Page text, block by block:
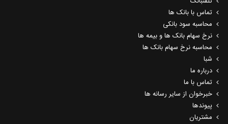
تماس با بانک ها
محاسبه سود بانکی
نرخ سهام بانک ها و بیمه ها
محاسبه نرخ سهام بانک ها
شبا
درباره ما
تماس با ما
خبرخوان از سایر رسانه ها
پیوندها
مشتریان